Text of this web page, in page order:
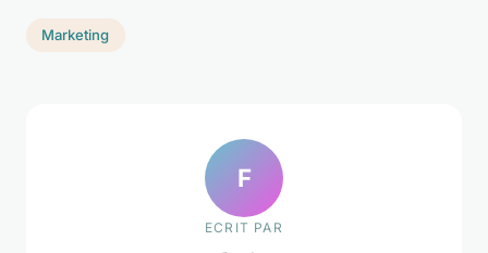
Marketing
F
ECRIT PAR